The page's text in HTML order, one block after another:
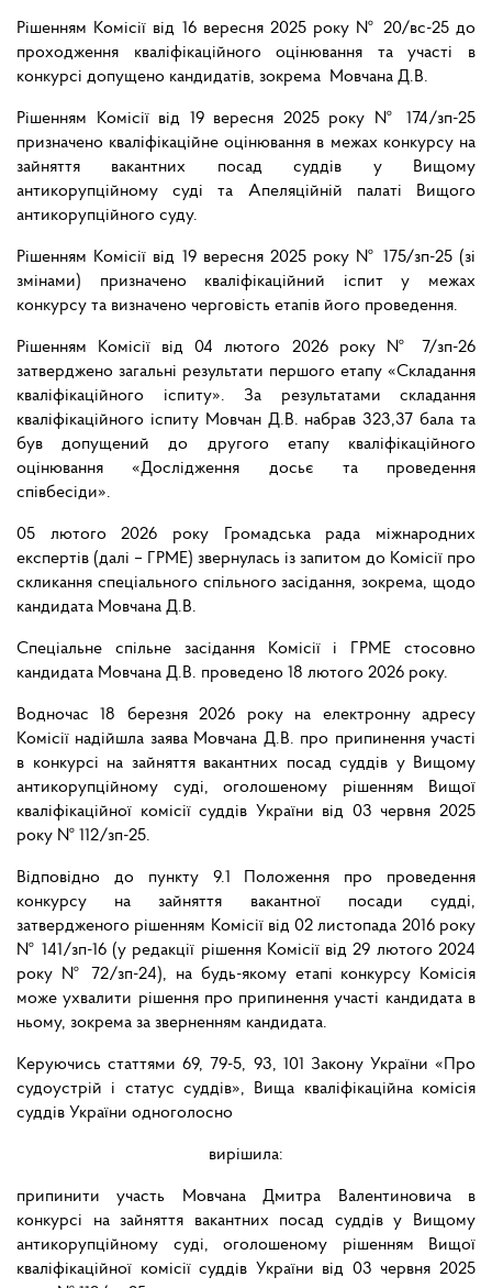
Рішенням Комісії від 16 вересня 2025 року № 20/вс-25 до
проходження кваліфікаційного оцінювання та участі в
конкурсі допущено кандидатів, зокрема Мовчана Д.В.
Рішенням Комісії від 19 вересня 2025 року № 174/зп-25
призначено кваліфікаційне оцінювання в межах конкурсу на
зайняття вакантних посад суддів у Вищому
антикорупційному суді та Апеляційній палаті Вищого
антикорупційного суду.
Рішенням Комісії від 19 вересня 2025 року № 175/зп-25 (зі
змінами) призначено кваліфікаційний іспит у межах
конкурсу та визначено черговість етапів його проведення.
Рішенням Комісії від 04 лютого 2026 року № 7/зп-26
затверджено загальні результати першого етапу «Складання
кваліфікаційного іспиту». За результатами складання
кваліфікаційного іспиту Мовчан Д.В. набрав 323,37 бала та
був допущений до другого етапу кваліфікаційного
оцінювання «Дослідження досьє та проведення
співбесіди».
05 лютого 2026 року Громадська рада міжнародних
експертів (далі – ГРМЕ) звернулась із запитом до Комісії про
скликання спеціального спільного засідання, зокрема, щодо
кандидата Мовчана Д.В.
Спеціальне спільне засідання Комісії і ГРМЕ стосовно
кандидата Мовчана Д.В. проведено 18 лютого 2026 року.
Водночас 18 березня 2026 року на електронну адресу
Комісії надійшла заява Мовчана Д.В. про припинення участі
в конкурсі на зайняття вакантних посад суддів у Вищому
антикорупційному суді, оголошеному рішенням Вищої
кваліфікаційної комісії суддів України від 03 червня 2025
року № 112/зп-25.
Відповідно до пункту 9.1 Положення про проведення
конкурсу на зайняття вакантної посади судді,
затвердженого рішенням Комісії від 02 листопада 2016 року
№ 141/зп-16 (у редакції рішення Комісії від 29 лютого 2024
року № 72/зп-24), на будь-якому етапі конкурсу Комісія
може ухвалити рішення про припинення участі кандидата в
ньому, зокрема за зверненням кандидата.
Керуючись статтями 69, 79-5, 93, 101 Закону України «Про
судоустрій і статус суддів», Вища кваліфікаційна комісія
суддів України одноголосно
вирішила:
припинити участь Мовчана Дмитра Валентиновича в
конкурсі на зайняття вакантних посад суддів у Вищому
антикорупційному суді, оголошеному рішенням Вищої
кваліфікаційної комісії суддів України від 03 червня 2025